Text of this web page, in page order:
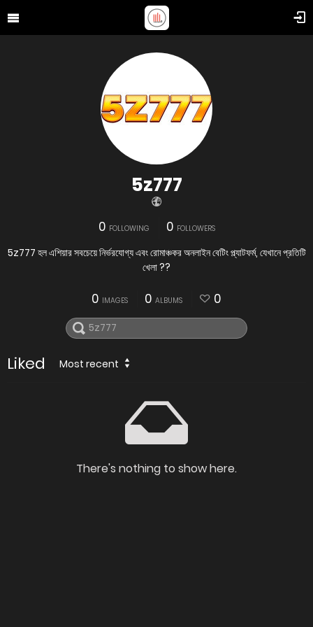
5z777
0 FOLLOWING 0 FOLLOWERS
5z777 হল এশিয়ার সবচেয়ে নির্ভরযোগ্য এবং রোমাঞ্চকর অনলাইন বেটিং প্ল্যাটফর্ম, যেখানে প্রতিটি
খেলা ??
0 IMAGES 0 ALBUMS 0
Liked Most recent
There's nothing to show here.